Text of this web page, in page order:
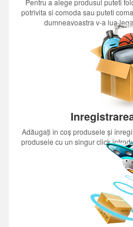
Pentru a alege produsul puteti
potrivita si comoda sau puteti
dumneavoastra v-a lua
Adăugați în coș produsele și
produsele cu un singur click